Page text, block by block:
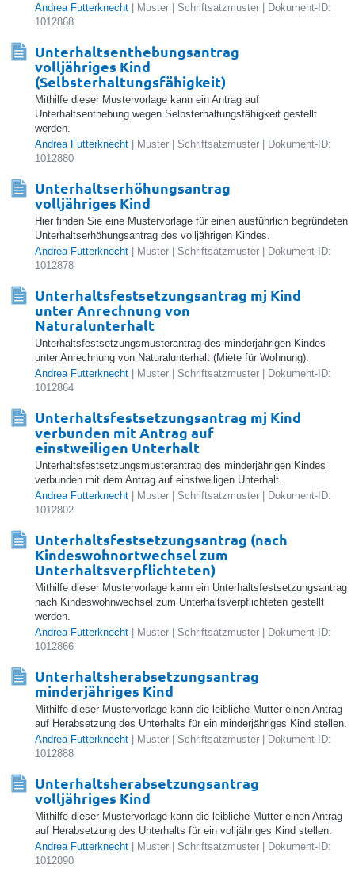
Andrea Futterknecht | Muster | Schriftsatzmuster | Dokument-ID:
1012868
Unterhaltsenthebungsantrag
volljähriges Kind
(Selbsterhaltungsfähigkeit)
Mithilfe dieser Mustervorlage kann ein Antrag auf
Unterhaltsenthebung wegen Selbsterhaltungsfähigkeit gestellt
werden.
Andrea Futterknecht | Muster | Schriftsatzmuster | Dokument-ID:
1012880
Unterhaltserhöhungsantrag
volljähriges Kind
Hier finden Sie eine Mustervorlage für einen ausführlich begründeten
Unterhaltserhöhungsantrag des volljährigen Kindes.
Andrea Futterknecht | Muster | Schriftsatzmuster | Dokument-ID:
1012878
Unterhaltsfestsetzungsantrag mj Kind
unter Anrechnung von
Naturalunterhalt
Unterhaltsfestsetzungsmusterantrag des minderjährigen Kindes
unter Anrechnung von Naturalunterhalt (Miete für Wohnung).
Andrea Futterknecht | Muster | Schriftsatzmuster | Dokument-ID:
1012864
Unterhaltsfestsetzungsantrag mj Kind
verbunden mit Antrag auf
einstweiligen Unterhalt
Unterhaltsfestsetzungsmusterantrag des minderjährigen Kindes
verbunden mit dem Antrag auf einstweiligen Unterhalt.
Andrea Futterknecht | Muster | Schriftsatzmuster | Dokument-ID:
1012802
Unterhaltsfestsetzungsantrag (nach
Kindeswohnortwechsel zum
Unterhaltsverpflichteten)
Mithilfe dieser Mustervorlage kann ein Unterhaltsfestsetzungsantrag
nach Kindeswohnwechsel zum Unterhaltsverpflichteten gestellt
werden.
Andrea Futterknecht | Muster | Schriftsatzmuster | Dokument-ID:
1012866
Unterhaltsherabsetzungsantrag
minderjähriges Kind
Mithilfe dieser Mustervorlage kann die leibliche Mutter einen Antrag
auf Herabsetzung des Unterhalts für ein minderjähriges Kind stellen.
Andrea Futterknecht | Muster | Schriftsatzmuster | Dokument-ID:
1012888
Unterhaltsherabsetzungsantrag
volljähriges Kind
Mithilfe dieser Mustervorlage kann die leibliche Mutter einen Antrag
auf Herabsetzung des Unterhalts für ein volljähriges Kind stellen.
Andrea Futterknecht | Muster | Schriftsatzmuster | Dokument-ID:
1012890